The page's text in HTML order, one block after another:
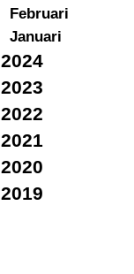
Februari
Januari
2024
2023
2022
2021
2020
2019